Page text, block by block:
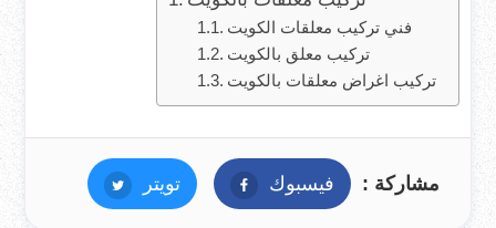
فني تركيب معلقات الكويت
تركيب معلق بالكويت
تركيب اغراض معلقات بالكويت
مشاركة : فيسبوك فيسبوكتويتر تويتر